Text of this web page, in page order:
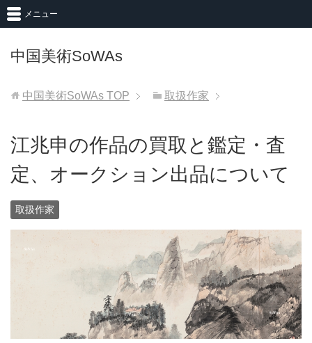
中国美術SoWAs
メニュー
中国美術SoWAs TOP 取扱作家
江兆申の作品の買取と鑑定・査
定、オークション出品について
取扱作家